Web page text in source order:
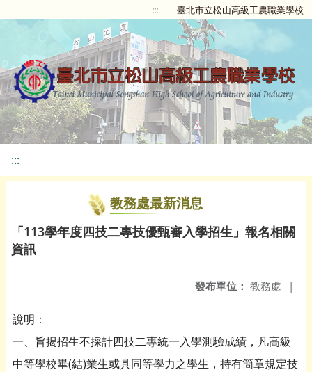
::: 臺北市立松山高級工農職業學校
:::
教務處最新消息
「113學年度四技二專技優甄審入學招生」報名相關
資訊
發布單位： 教務處 |
說明：
一、旨揭招生不採計四技二專統一入學測驗成績，凡高級
中等學校畢(結)業生或具同等學力之學生，持有簡章規定技